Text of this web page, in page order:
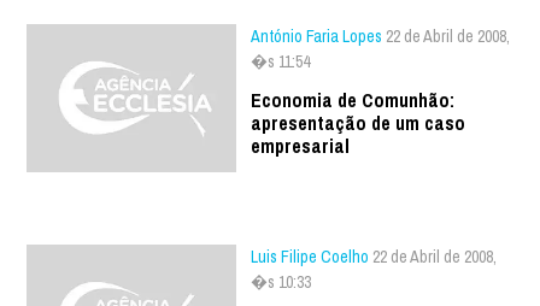
António Faria Lopes 22 de Abril de 2008,
�s 11:54
Economia de Comunhão:
apresentação de um caso
empresarial
Luis Filipe Coelho 22 de Abril de 2008,
�s 10:33